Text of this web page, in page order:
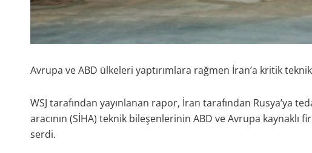
Avrupa ve ABD ülkeleri yaptırımlara rağmen İran’a kritik
WSJ tarafından yayınlanan rapor, İran tarafından Rusya’ya
aracının (SİHA) teknik bileşenlerinin ABD ve Avrupa
serdi.